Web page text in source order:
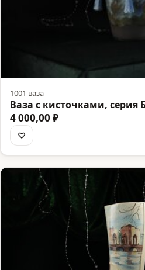
1001 ваза
Ваза с кисточками, серия
4 000,00 ₽
♡